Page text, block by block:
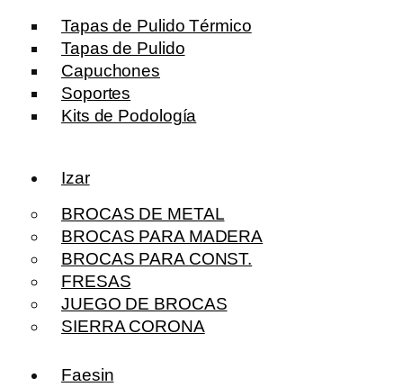
Tapas de Pulido Térmico
Tapas de Pulido
Capuchones
Soportes
Kits de Podología
Izar
BROCAS DE METAL
BROCAS PARA MADERA
BROCAS PARA CONST.
FRESAS
JUEGO DE BROCAS
SIERRA CORONA
Faesin